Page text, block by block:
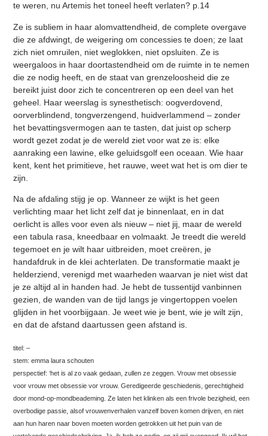
te weren, nu Artemis het toneel heeft verlaten? p.14
Ze is subliem in haar alomvattendheid, de complete overgave
die ze afdwingt, de weigering om concessies te doen; ze laat
zich niet omruilen, niet weglokken, niet opsluiten. Ze is
weergaloos in haar doortastendheid om de ruimte in te nemen
die ze nodig heeft, en de staat van grenzeloosheid die ze
bereikt juist door zich te concentreren op een deel van het
geheel. Haar weerslag is synesthetisch: oogverdovend,
oorverblindend, tongverzengend, huidverlammend – zonder
het bevattingsvermogen aan te tasten, dat juist op scherp
wordt gezet zodat je de wereld ziet voor wat ze is: elke
aanraking een lawine, elke geluidsgolf een oceaan. Wie haar
kent, kent het primitieve, het rauwe, weet wat het is om dier te
zijn.
Na de afdaling stijg je op. Wanneer ze wijkt is het geen
verlichting maar het licht zelf dat je binnenlaat, en in dat
oerlicht is alles voor even als nieuw – niet jij, maar de wereld
een tabula rasa, kneedbaar en volmaakt. Je treedt die wereld
tegemoet en je wilt haar uitbreiden, moet creëren, je
handafdruk in de klei achterlaten. De transformatie maakt je
helderziend, verenigd met waarheden waarvan je niet wist dat
je ze altijd al in handen had. Je hebt de tussentijd vanbinnen
gezien, de wanden van de tijd langs je vingertoppen voelen
glijden in het voorbijgaan. Je weet wie je bent, wie je wilt zijn,
en dat de afstand daartussen geen afstand is.
titel: –
stem: emma laura schouten
perspectief: ‘het is al zo vaak gedaan, zullen ze zeggen. Vrouw met obsessie
voor vrouw met obsessie vor vrouw. Geredigeerde geschiedenis, gerechtigheid
door mond-op-mondbeademing. Ze laten het klinken als een frivole bezigheid, een
overbodige passie, alsof vrouwenverhalen vanzelf boven komen drijven, en niet
aan hun haren naar boven moeten worden getrokken uit het puin van de